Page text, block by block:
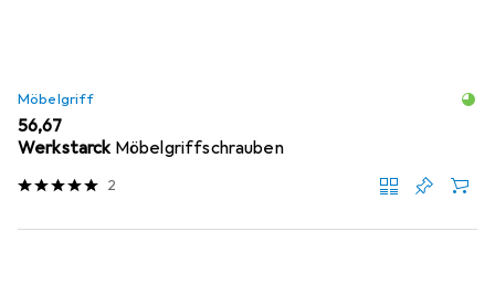
Möbelgriff
EUR
56,67
Werkstarck Möbelgriffschrauben
2